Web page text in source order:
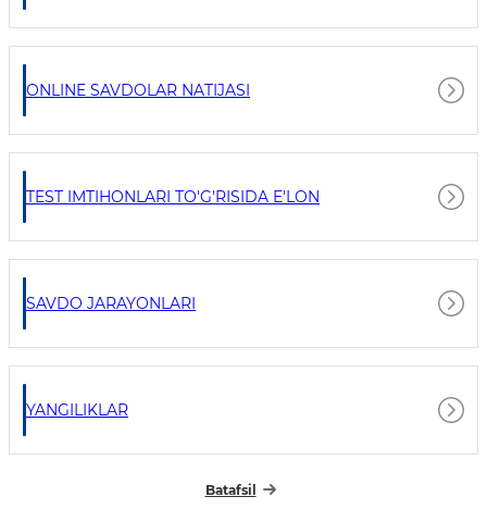
ONLINE SAVDOLAR NATIJASI
TEST IMTIHONLARI TO'G'RISIDA E'LON
SAVDO JARAYONLARI
YANGILIKLAR
Batafsil